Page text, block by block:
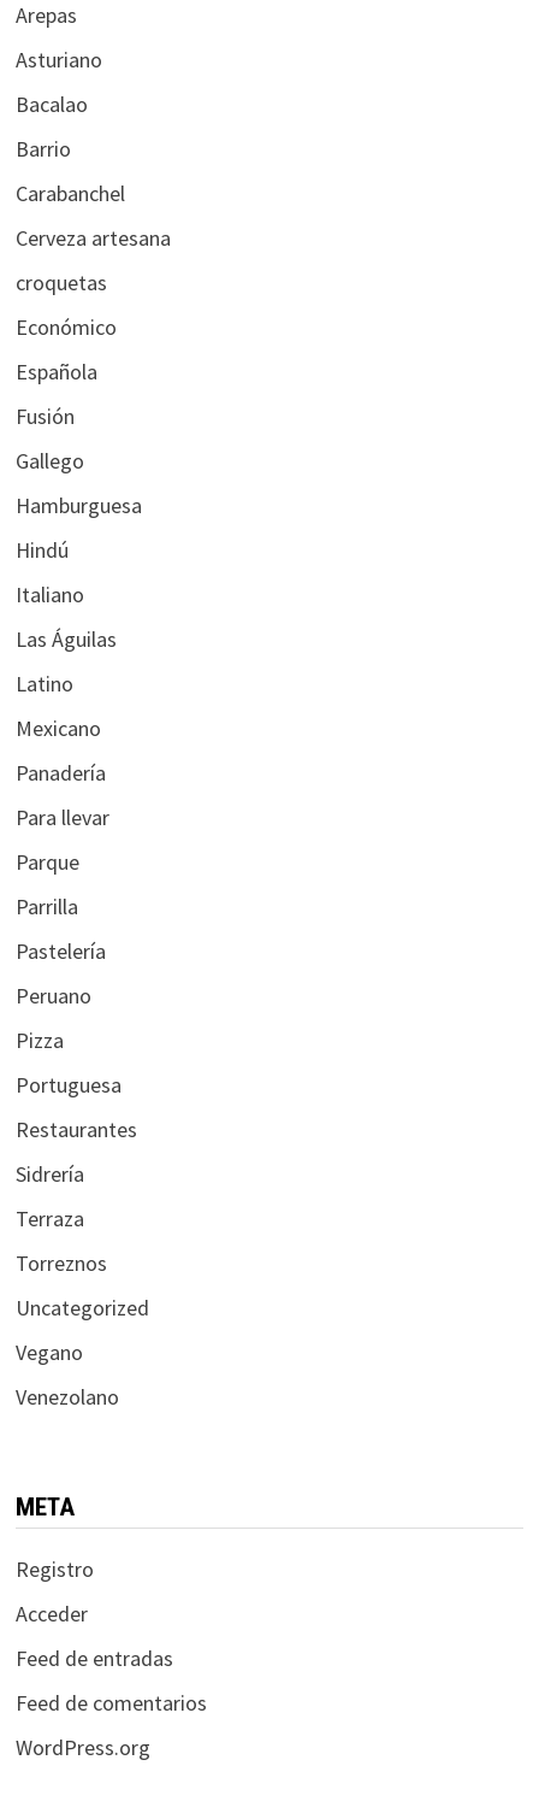
Arepas
Asturiano
Bacalao
Barrio
Carabanchel
Cerveza artesana
croquetas
Económico
Española
Fusión
Gallego
Hamburguesa
Hindú
Italiano
Las Águilas
Latino
Mexicano
Panadería
Para llevar
Parque
Parrilla
Pastelería
Peruano
Pizza
Portuguesa
Restaurantes
Sidrería
Terraza
Torreznos
Uncategorized
Vegano
Venezolano
META
Registro
Acceder
Feed de entradas
Feed de comentarios
WordPress.org